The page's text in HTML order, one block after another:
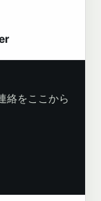
絡をここから